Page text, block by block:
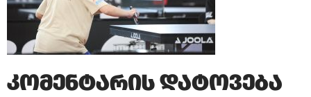
კომენტარის დატოვება